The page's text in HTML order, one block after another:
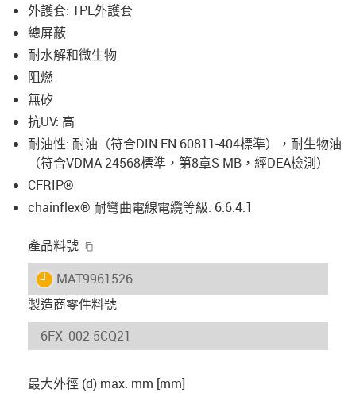
外護套: TPE外護套
總屏蔽
耐水解和微生物
阻燃
無矽
抗UV: 高
耐油性: 耐油（符合DIN EN 60811-404標準），耐生物油
（符合VDMA 24568標準，第8章S-MB，經DEA檢測）
CFRIP®
chainflex® 耐彎曲電線電纜等級: 6.6.4.1
產品料號
igus-icon-lieferzeit
MAT9961526
製造商零件料號
最大外徑 (d) max. mm [mm]